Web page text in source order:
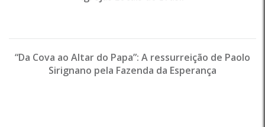
“Da Cova ao Altar do Papa”: A ressurreição de Paolo
Sirignano pela Fazenda da Esperança